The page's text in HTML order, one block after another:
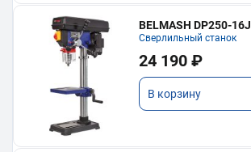
BELMASH DP250-16J
Сверлильный станок
24 190 ₽
В корзину